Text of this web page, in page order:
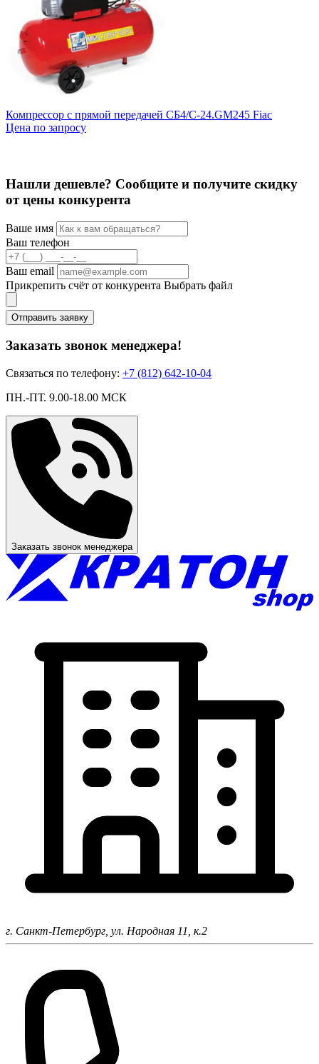
Компрессор с прямой передачей СБ4/С-24.GM245 Fiac
Цена по запросу
Нашли дешевле? Сообщите и получите скидку
от цены конкурента
Ваше имя
Ваш телефон
Ваш email
Прикрепить счёт от конкурента Выбрать файл
Отправить заявку
Заказать звонок менеджера!
Связаться по телефону: +7 (812) 642-10-04
ПН.-ПТ. 9.00-18.00 МСК
Заказать звонок менеджера
г. Санкт-Петербург, ул. Народная 11, к.2